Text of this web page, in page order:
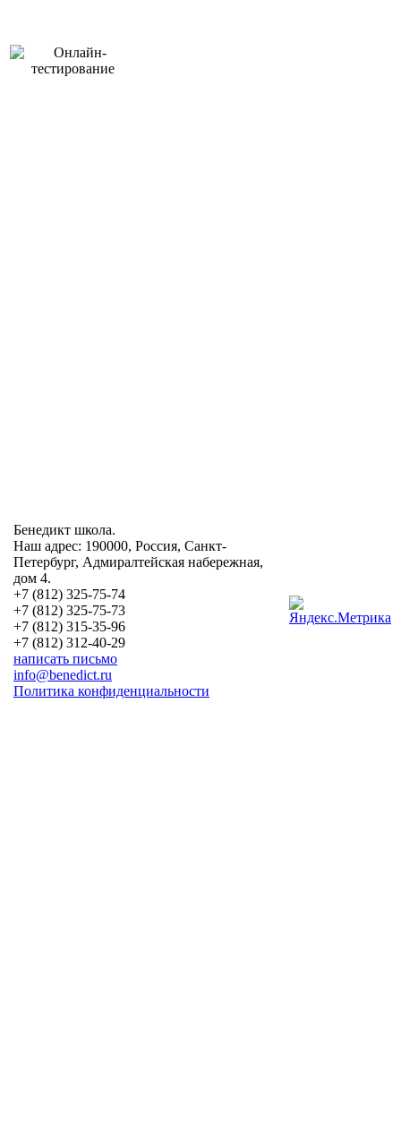
Бенедикт школа.
Наш адрес: 190000, Россия, Санкт-
Петербург, Адмиралтейская набережная,
дом 4.
+7 (812) 325-75-74
+7 (812) 325-75-73
+7 (812) 315-35-96
+7 (812) 312-40-29
написать письмо
info@benedict.ru
Политика конфиденциальности